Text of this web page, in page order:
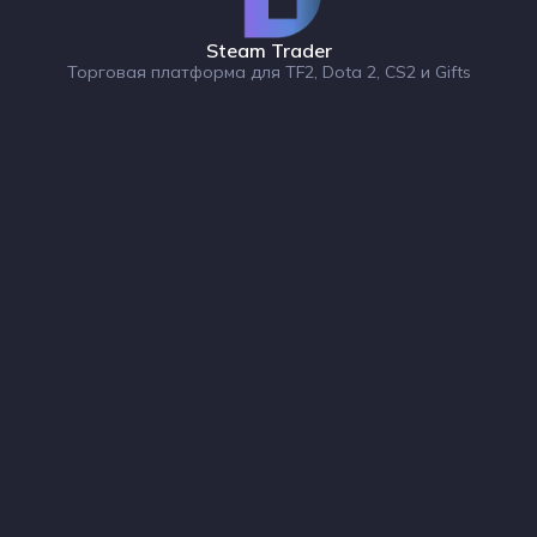
Steam Trader
Торговая платформа для TF2, Dota 2, CS2 и Gifts